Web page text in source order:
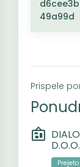
49a99d
Prispele
D.O.O.
Prejeto